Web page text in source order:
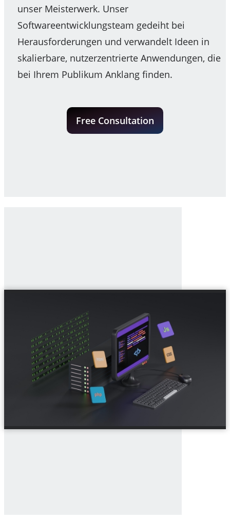
unser Meisterwerk. Unser
Softwareentwicklungsteam gedeiht bei
Herausforderungen und verwandelt Ideen in
skalierbare, nutzerzentrierte Anwendungen, die
bei Ihrem Publikum Anklang finden.
Free Consultation